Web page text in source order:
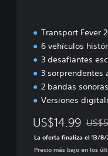
Transport Fever
6 vehículos
3 desafiantes
3 sorprendentes
2 bandas
Versiones
US$14.99
La oferta finaliza el 13/8/
Precio más bajo en los